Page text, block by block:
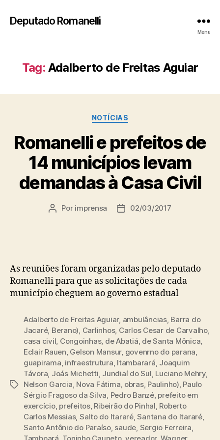
Deputado Romanelli
Menu
Tag: Adalberto de Freitas Aguiar
Categorias
NOTÍCIAS
Romanelli e prefeitos de
14 municípios levam
demandas à Casa Civil
Autor
Por imprensa
Data02/03/2017
As reuniões foram organizadas pelo deputado
Romanelli para que as solicitações de cada
município cheguem ao governo estadual
Tags
Adalberto de Freitas Aguiar, ambulâncias, Barra do
Jacaré, Berano) Carlinhos, Carlos Cesar de Carvalho,
casa civil Congoinhas, de Abatiá de Santa Mônica
Eclair Rauen Gelson Mansur, govenrno do parana
guapirama infraestrutura Itambarará Joaquim
Távora Joás Michetti Jundiaí do Sul Luciano Mehry,
Nelson Garcia Nova Fátima obras, Paulinho) Paulo
Sérgio Fragoso da Silva Pedro Banzé, prefeito em
exercício, prefeitos, Ribeirão do Pinhal Roberto
Carlos Messias, Salto do Itararé,Santana do Itararé,
Santo Antônio do Paraíso, saude Sergio Ferreira
Tamboará Toninho Cauneto,vereador, Wagner